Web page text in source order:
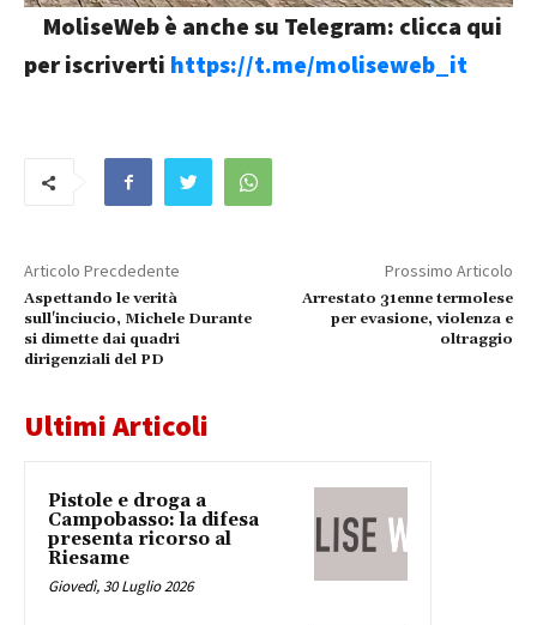
MoliseWeb è anche su Telegram: clicca qui
per iscriverti https://t.me/moliseweb_it
Articolo Precdedente
Aspettando le verità
sull'inciucio, Michele Durante
si dimette dai quadri
dirigenziali del PD
Prossimo Articolo
Arrestato 31enne termolese
per evasione, violenza e
oltraggio
Ultimi Articoli
Pistole e droga a
Campobasso: la difesa
presenta ricorso al
Riesame
Giovedì, 30 Luglio 2026